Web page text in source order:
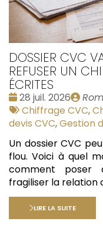
DOSSIER CVC
REFUSER UN
ÉCRITES
Date
:
28 juil. 2026
par
Tags
:
Chiffrage CVC,
devis CVC,Gestion
Un dossier CVC
flou. Voici à quel
comment poser
fragiliser la relation
LIRE LA SUITE